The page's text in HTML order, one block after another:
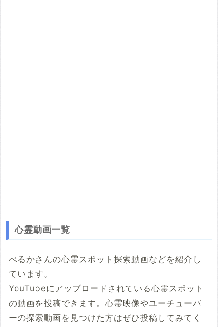
心霊動画一覧
べるかさんの心霊スポット探索動画などを紹介し
ています。
YouTubeにアップロードされている心霊スポット
の動画を投稿できます。心霊映像やユーチューバ
ーの探索動画を見つけた方はぜひ投稿してみてく